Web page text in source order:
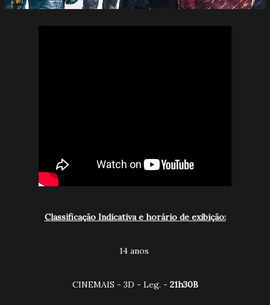
Classificação Indicativa e horário de exibição:
14 anos
CINEMAIS - 3D - Leg. - 21h30B